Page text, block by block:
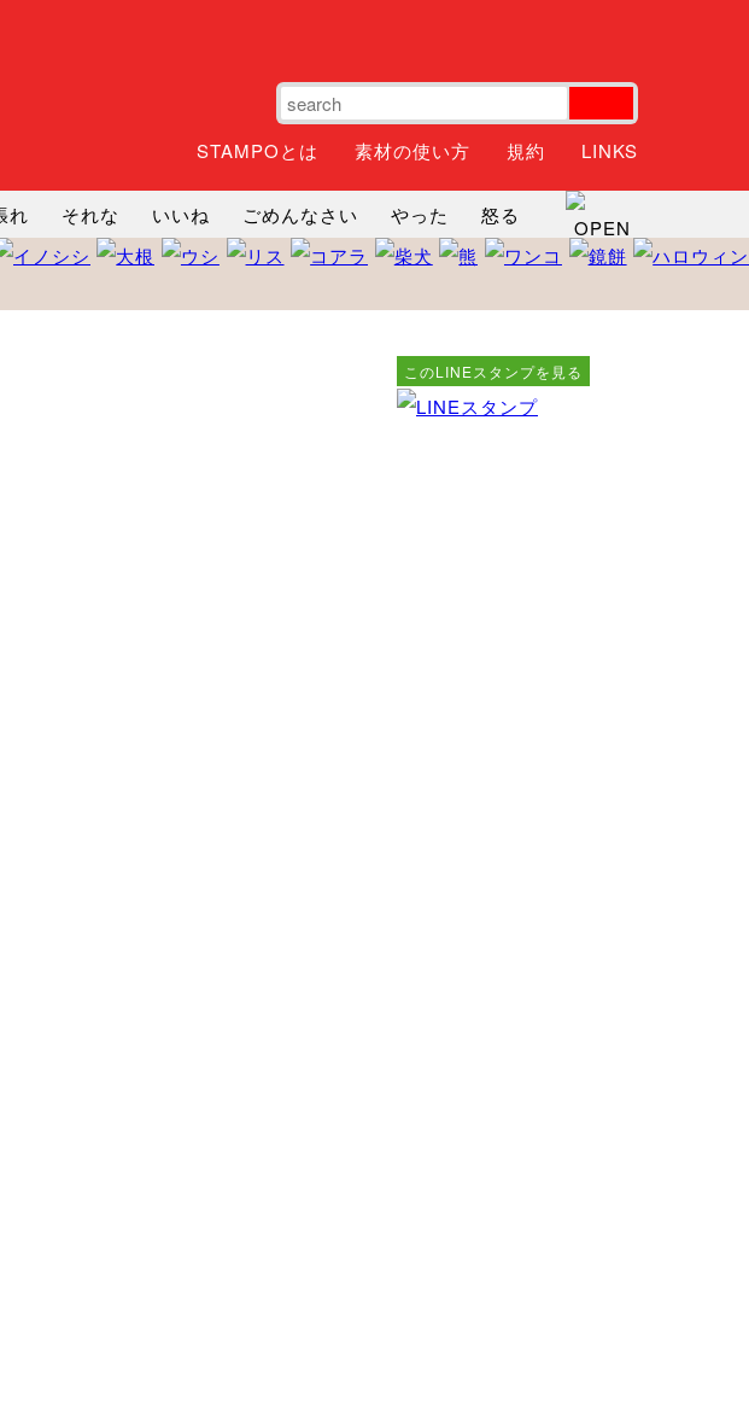
STAMPOとは 素材の使い方 規約 LINKS
れ それな いいね ごめんなさい やった
怒る
はよう おはよう 神 るんるん ファイト
焦る
このLINEスタンプを見る